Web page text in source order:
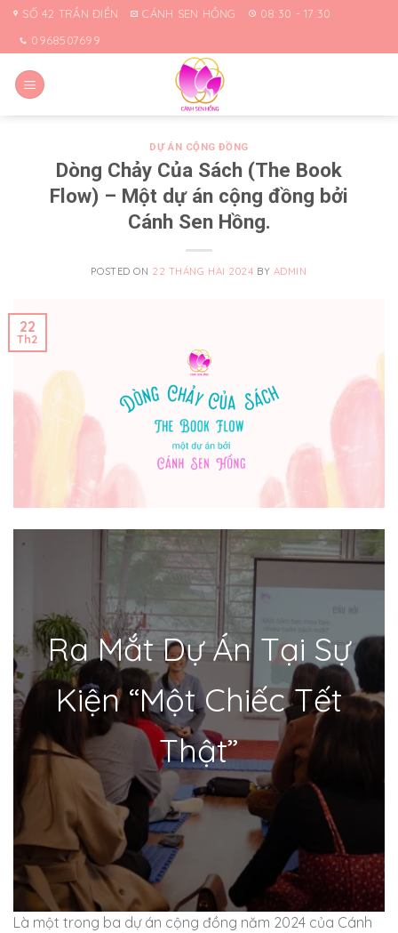
Skip
content
SỐ 42 TRẦN ĐIỀN CÁNH SEN HỒNG
08:30 - 17:30
0968507699
DỰ ÁN CỘNG ĐỒNG
Dòng Chảy Của Sách (The Book
Flow) – Một dự án cộng đồng bởi
Cánh Sen Hồng.
POSTED ON 22 THÁNG HAI 2024 BY ADMIN
22
Th2
Ra Mắt Dự Án Tại Sự
Kiện “Một Chiếc Tết
Thật”
Là một trong ba dự án cộng đồng năm 2024 của Cánh